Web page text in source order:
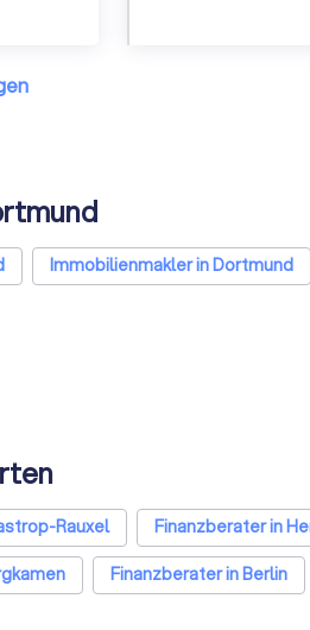
Immobilienmakler in Dortmund
Rauxel Finanzberater in
Finanzberater in Berlin
Stuttgart